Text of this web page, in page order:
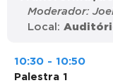
Moderador:
Local:
10:30 - 10:50
Palestra 1